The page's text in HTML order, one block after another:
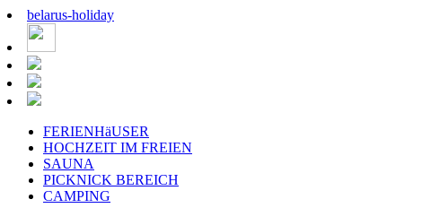
belarus-holiday
FERIENHäUSER
HOCHZEIT IM FREIEN
SAUNA
PICKNICK BEREICH
CAMPING